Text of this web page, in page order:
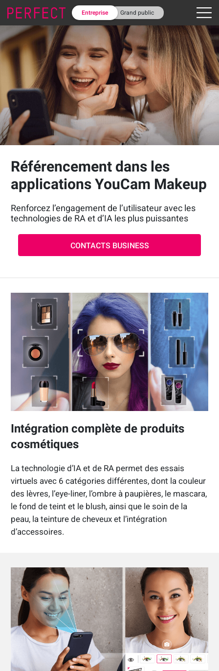
Entreprise Grand public
Référencement dans les
applications YouCam Makeup
Renforcez l’engagement de l’utilisateur avec les
technologies de RA et d’IA les plus puissantes
CONTACTS BUSINESS
Intégration complète de produits
cosmétiques
La technologie d’IA et de RA permet des essais
virtuels avec 6 catégories différentes, dont la couleur
des lèvres, l’eye-liner, l’ombre à paupières, le mascara,
le fond de teint et le blush, ainsi que le soin de la
peau, la teinture de cheveux et l’intégration
d’accessoires.